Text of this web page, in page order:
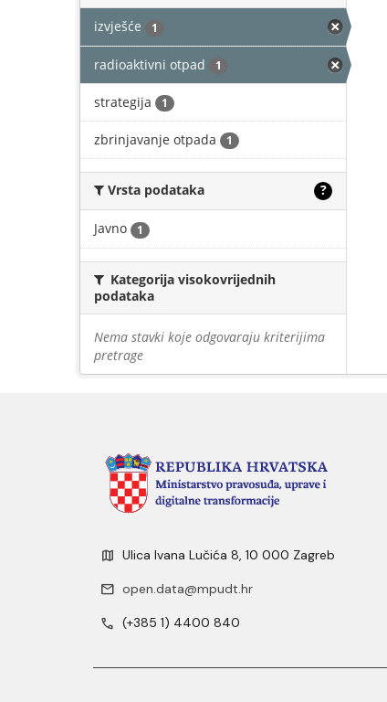
izvješće 1
radioaktivni otpad 1
strategija 1
zbrinjavanje otpada 1
Vrsta podataka ?
Javno 1
Kategorija visokovrijednih
podataka
Nema stavki koje odgovaraju kriterijima
pretrage